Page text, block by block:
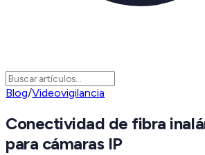
Blog/Videovigilancia
Conectividad de fibra
para cámaras IP